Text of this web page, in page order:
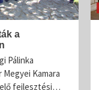
a
Pálinka
Kamara
fejlesztési…